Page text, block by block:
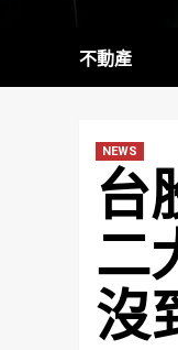
不動產
NEWS
台
二
沒